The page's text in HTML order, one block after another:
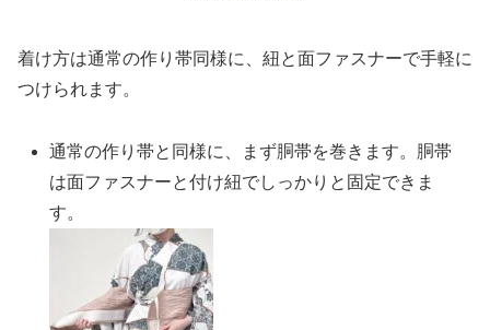
着け方は通常の作り帯同様に、紐と面ファスナーで手軽に
つけられます。
通常の作り帯と同様に、まず胴帯を巻きます。胴帯
は面ファスナーと付け紐でしっかりと固定できま
す。